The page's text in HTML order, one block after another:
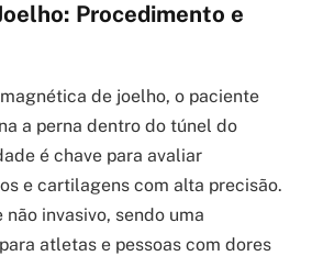
Procedimento e
de joelho, o paciente
a perna dentro do túnel do
é chave para avaliar
e cartilagens com alta precisão.
invasivo, sendo uma
atletas e pessoas com dores